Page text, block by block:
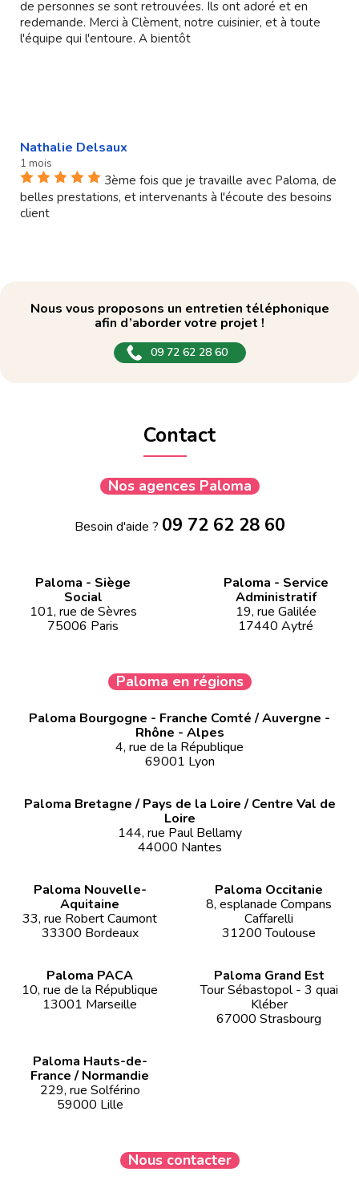
de personnes se sont retrouvées. Ils ont adoré et en
redemande. Merci à Clèment, notre cuisinier, et à toute
l'équipe qui l'entoure. A bientôt
Nathalie Delsaux
1 mois
3ème fois que je travaille avec Paloma, de
belles prestations, et intervenants à l'écoute des besoins
client
Nous vous proposons un entretien téléphonique
afin d’aborder votre projet !
09 72 62 28 60
Contact
Nos agences Paloma
Besoin d'aide ? 09 72 62 28 60
Paloma - Siège
Social
101, rue de Sèvres
75006 Paris
Paloma - Service
Administratif
19, rue Galilée
17440 Aytré
Paloma en régions
Paloma Bourgogne - Franche Comté / Auvergne -
Rhône - Alpes
4, rue de la République
69001 Lyon
Paloma Bretagne / Pays de la Loire / Centre Val de
Loire
144, rue Paul Bellamy
44000 Nantes
Paloma Nouvelle-
Aquitaine
33, rue Robert Caumont
33300 Bordeaux
Paloma Occitanie
8, esplanade Compans
Caffarelli
31200 Toulouse
Paloma PACA
10, rue de la République
13001 Marseille
Paloma Grand Est
Tour Sébastopol - 3 quai
Kléber
67000 Strasbourg
Paloma Hauts-de-
France / Normandie
229, rue Solférino
59000 Lille
Nous contacter